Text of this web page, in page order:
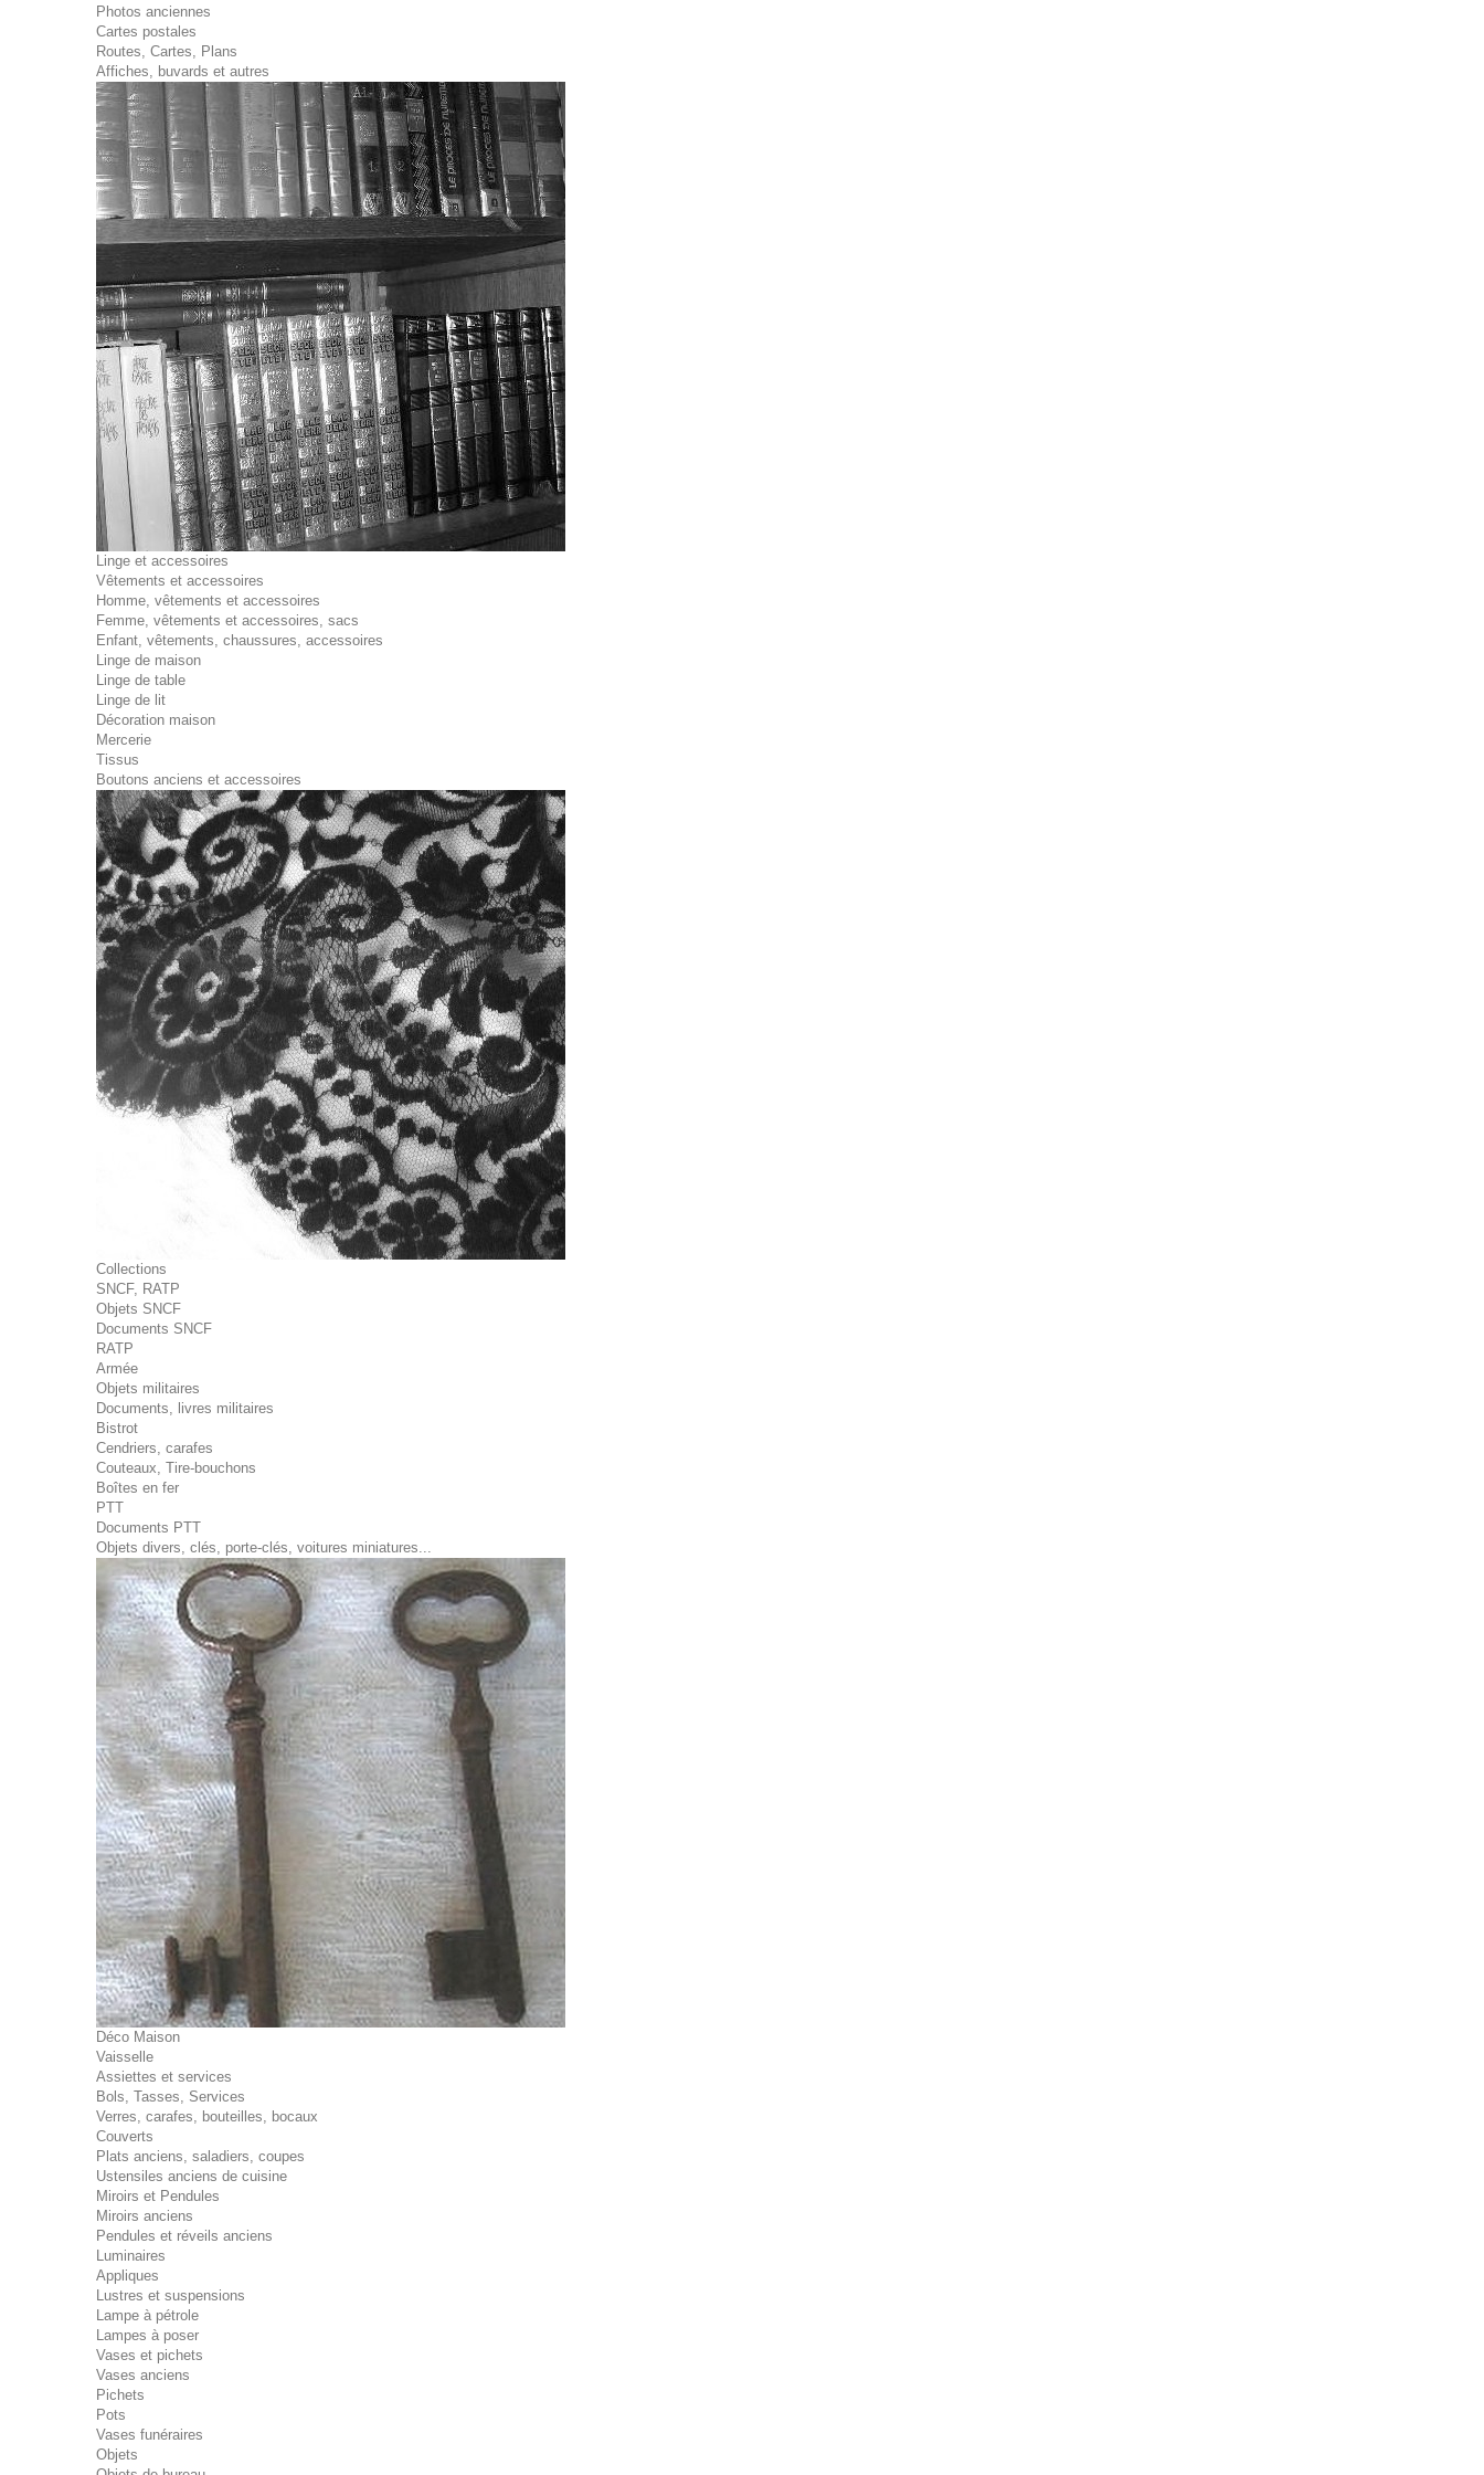
Photos anciennes
Cartes postales
Routes, Cartes, Plans
Affiches, buvards et autres
Linge et accessoires
Vêtements et accessoires
Homme, vêtements et accessoires
Femme, vêtements et accessoires, sacs
Enfant, vêtements, chaussures, accessoires
Linge de maison
Linge de table
Linge de lit
Décoration maison
Mercerie
Tissus
Boutons anciens et accessoires
Collections
SNCF, RATP
Objets SNCF
Documents SNCF
RATP
Armée
Objets militaires
Documents, livres militaires
Bistrot
Cendriers, carafes
Couteaux, Tire-bouchons
Boîtes en fer
PTT
Documents PTT
Objets divers, clés, porte-clés, voitures miniatures...
Déco Maison
Vaisselle
Assiettes et services
Bols, Tasses, Services
Verres, carafes, bouteilles, bocaux
Couverts
Plats anciens, saladiers, coupes
Ustensiles anciens de cuisine
Miroirs et Pendules
Miroirs anciens
Pendules et réveils anciens
Luminaires
Appliques
Lustres et suspensions
Lampe à pétrole
Lampes à poser
Vases et pichets
Vases anciens
Pichets
Pots
Vases funéraires
Objets